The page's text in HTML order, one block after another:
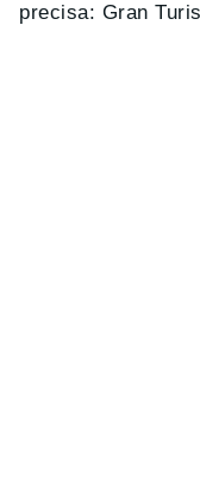
precisa: Gran